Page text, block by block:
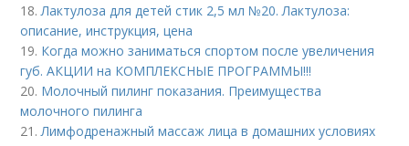
18.Лактулоза для детей стик 2,5 мл №20. Лактулоза:
описание, инструкция, цена
19. Когда можно заниматься спортом после увеличения
губ. АКЦИИ на КОМПЛЕКСНЫЕ ПРОГРАММЫ!!!
20. Молочный пилинг показания. Преимущества
молочного пилинга
21.Лимфодренажный массаж лица в домашних условиях